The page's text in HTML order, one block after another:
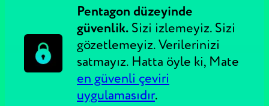
Pentagon düzeyinde
güvenlik. Sizi izlemeyiz. Sizi
gözetlemeyiz. Verilerinizi
satmayız. Hatta öyle ki, Mate
en güvenli çeviri
uygulamasıdır.